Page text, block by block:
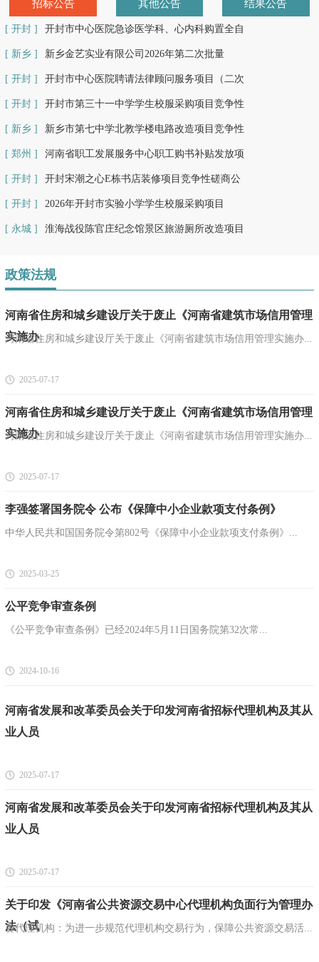
招标公告 其他公告 结果公告
[ 开封 ] 开封市中心医院急诊医学科、心内科购置全自
[ 新乡 ] 新乡金艺实业有限公司2026年第二次批量
[ 开封 ] 开封市中心医院聘请法律顾问服务项目（二次
[ 开封 ] 开封市第三十一中学学生校服采购项目竞争性
[ 新乡 ] 新乡市第七中学北教学楼电路改造项目竞争性
[ 郑州 ] 河南省职工发展服务中心职工购书补贴发放项
[ 开封 ] 开封宋潮之心E栋书店装修项目竞争性磋商公
[ 开封 ] 2026年开封市实验小学学生校服采购项目
[ 永城 ] 淮海战役陈官庄纪念馆景区旅游厕所改造项目
政策法规
河南省住房和城乡建设厅关于废止《河南省建筑市场信用管理
实施办
河南省住房和城乡建设厅关于废止《河南省建筑市场信用管理实施办...
2025-07-17
河南省住房和城乡建设厅关于废止《河南省建筑市场信用管理
实施办
河南省住房和城乡建设厅关于废止《河南省建筑市场信用管理实施办...
2025-07-17
李强签署国务院令 公布《保障中小企业款项支付条例》
中华人民共和国国务院令第802号《保障中小企业款项支付条例》...
2025-03-25
公平竞争审查条例
《公平竞争审查条例》已经2024年5月11日国务院第32次常...
2024-10-16
河南省发展和改革委员会关于印发河南省招标代理机构及其从
业人员
2025-07-17
河南省发展和改革委员会关于印发河南省招标代理机构及其从
业人员
2025-07-17
关于印发《河南省公共资源交易中心代理机构负面行为管理办
法（试
各代理机构：为进一步规范代理机构交易行为，保障公共资源交易活...